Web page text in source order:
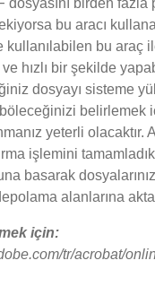
dosyasını birden fazla
bu aracı
kullanılabilen bu araç
hızlı bir şekilde
dosyayı sisteme
belirlemek
yeterli olacaktır.
işlemini
basarak
alanlarına
için:
tr/acrobat/